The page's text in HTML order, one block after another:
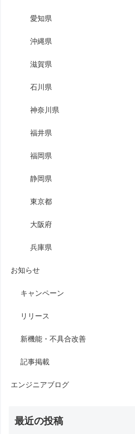
愛知県
沖縄県
滋賀県
石川県
神奈川県
福井県
福岡県
静岡県
東京都
大阪府
兵庫県
お知らせ
キャンペーン
リリース
新機能・不具合改善
記事掲載
エンジニアブログ
最近の投稿